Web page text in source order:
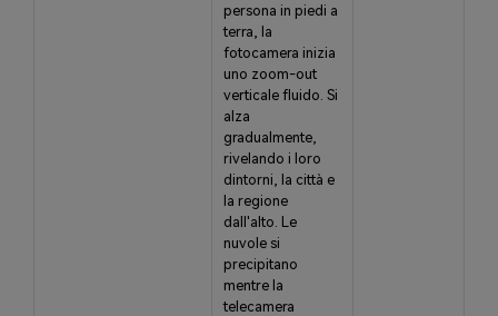
persona in piedi a
terra, la
fotocamera inizia
uno zoom-out
verticale fluido. Si
alza
gradualmente,
rivelando i loro
dintorni, la città e
la regione
dall'alto. Le
nuvole si
precipitano
mentre la
telecamera